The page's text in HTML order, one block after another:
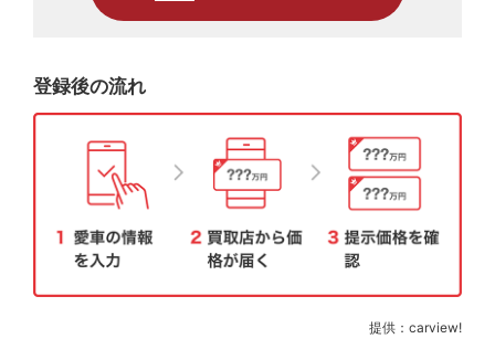
登録後の流れ
提供：carview!